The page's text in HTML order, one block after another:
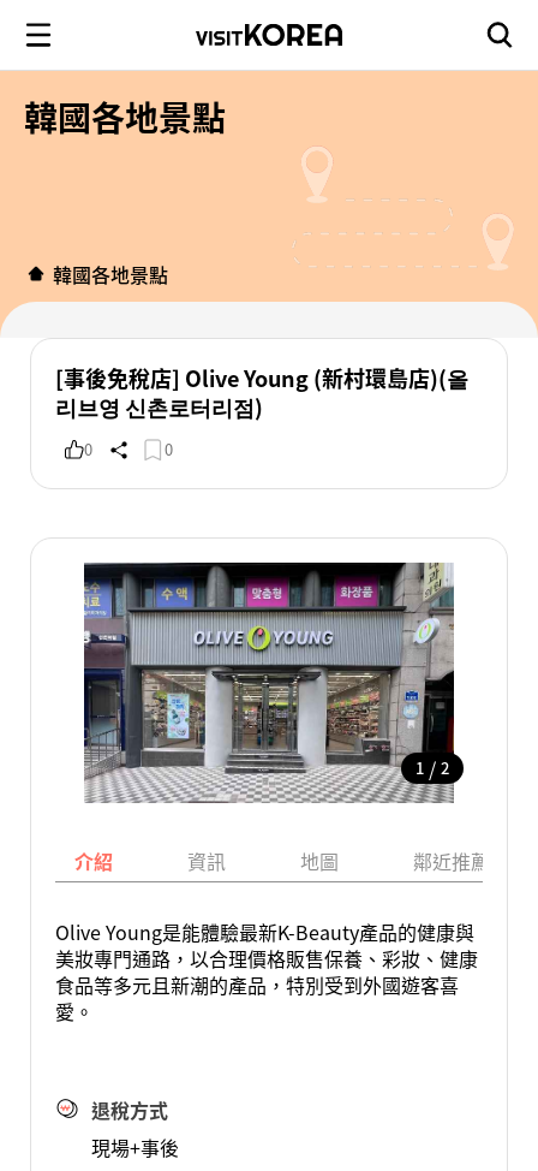
韓國各地景點
韓國各地景點
[事後免稅店] Olive Young (新村環島店)(올
리브영 신촌로터리점)
0 0
1 / 2
介紹 資訊 地圖 鄰近推薦景點
Olive Young是能體驗最新K-Beauty產品的健康與
美妝專門通路，以合理價格販售保養、彩妝、健康
食品等多元且新潮的產品，特別受到外國遊客喜
愛。
退稅方式
現場+事後